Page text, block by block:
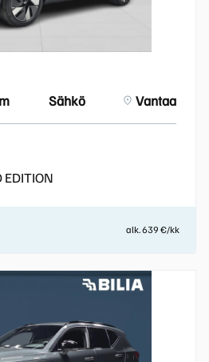
Sähkö Vantaa
EDITION
alk. 639 €/kk